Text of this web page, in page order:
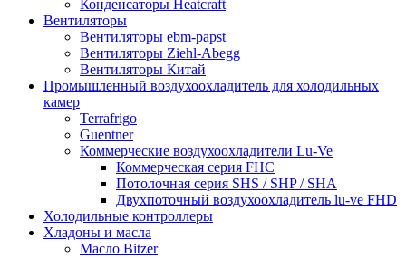
Конденсаторы Heatcraft
Вентиляторы
Вентиляторы ebm-papst
Вентиляторы Ziehl-Abegg
Вентиляторы Китай
Промышленный воздухоохладитель для холодильных
камер
Terrafrigo
Guentner
Коммерческие воздухоохладители Lu-Ve
Коммерческая серия FHC
Потолочная серия SHS / SHP / SHA
Двухпоточный воздухоохладитель lu-ve FHD
Холодильные контроллеры
Хладоны и масла
Масло Bitzer